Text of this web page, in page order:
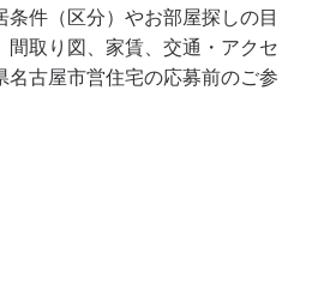
件（区分）やお部屋探しの目
間取り図、家賃、交通・アクセ
名古屋市営住宅の応募前のご参